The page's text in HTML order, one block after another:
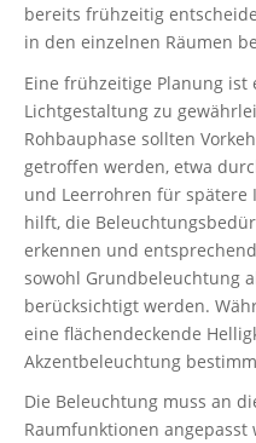
bereits frühzeitig
in den einzelnen Räumen
Eine frühzeitige Planung
Lichtgestaltung zu
Rohbauphase sollten
getroffen werden, etwa
und Leerrohren für spätere
hilft, die
erkennen und
sowohl Grundbeleuchtung
berücksichtigt werden.
eine flächendeckende
Akzentbeleuchtung
Die Beleuchtung muss an
Raumfunktionen